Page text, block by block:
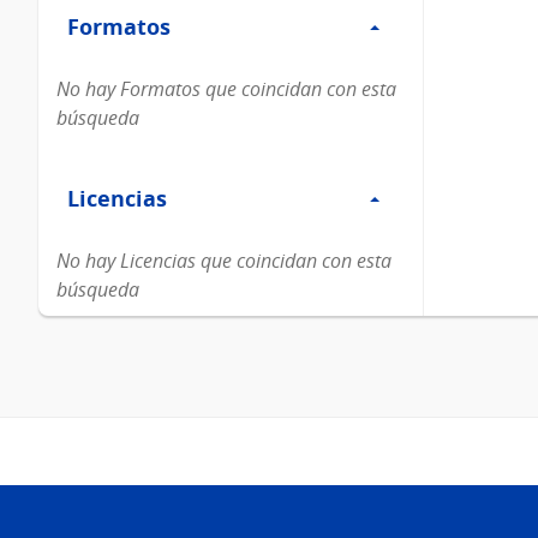
Formatos
Formatos
No hay Formatos que coincidan con esta
búsqueda
Licencias
Licencias
No hay Licencias que coincidan con esta
búsqueda